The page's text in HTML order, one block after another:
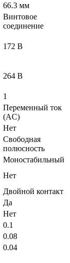
66.3 мм
Винтовое
соединение
172 В
264 В
1
Переменный ток
(AC)
Нет
Свободная
полюсность
Моностабильный
Нет
Двойной контакт
Да
Нет
0.1
0.08
0.04